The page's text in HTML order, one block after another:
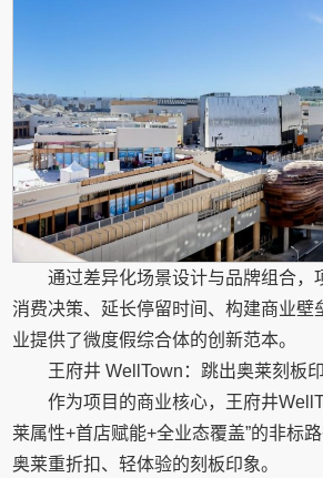
通过差异化场景设计与品牌组合，
消费决策、延长停留时间、构建商业壁
业提供了微度假综合体的创新范本。
王府井 WellTown：跳出奥莱刻板
作为项目的商业核心，王府井
莱属性+首店赋能+全业态覆盖”的非标
奥莱重折扣、轻体验的刻板印象。